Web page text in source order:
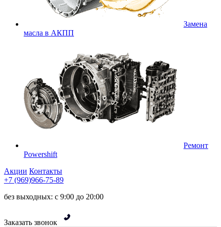
Замена
масла в АКПП
Ремонт
Powershift
Акции Контакты
+7 (969)966-75-89
без выходных: с 9:00 до 20:00
Заказать звонок